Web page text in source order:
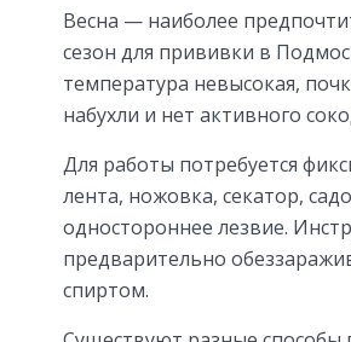
Весна — наиболее
сезон для прививки в
температура невысокая,
набухли и нет активного
Для работы потребуется
лента, ножовка, секатор,
одностороннее лезвие.
предварительно
спиртом.